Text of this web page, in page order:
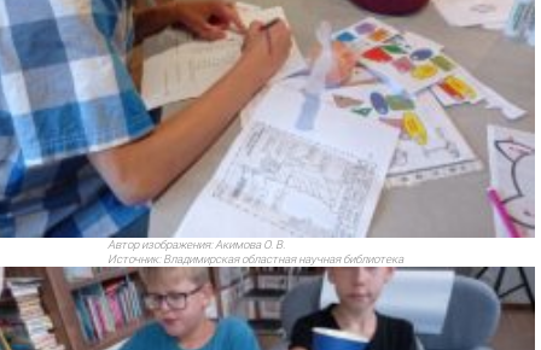
Автор изображения:Акимова О. В.
Источник:Владимирская областная научная библиотека